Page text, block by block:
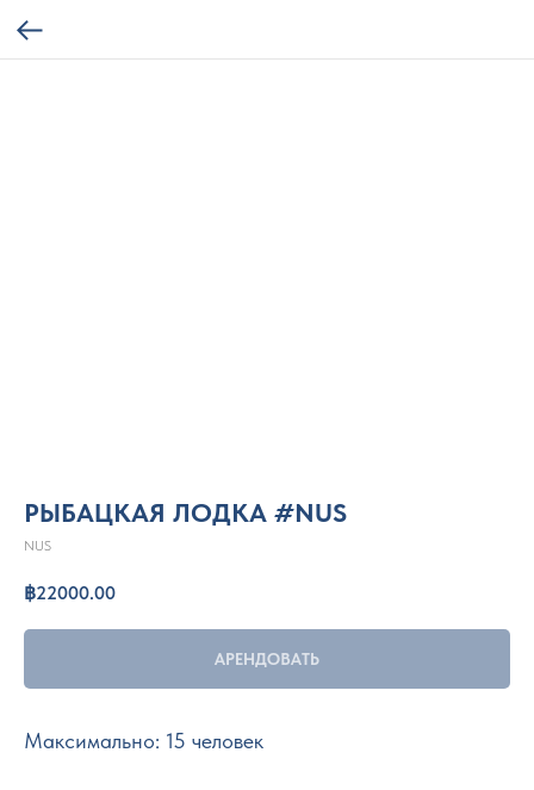
РЫБАЦКАЯ ЛОДКА #NUS
NUS
฿22000.00
АРЕНДОВАТЬ
Максимально: 15 человек